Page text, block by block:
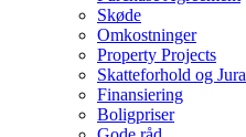
Skøde
Omkostninger
Property Projects
Skatteforhold og Jura
Finansiering
Boligpriser